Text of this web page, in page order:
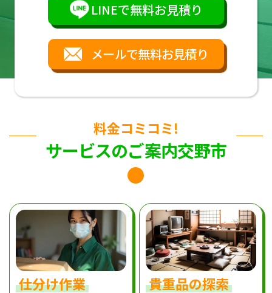
LINEで無料お見積り
メールで無料お見積り
料金コミコミ!
サービスのご案内交野市
仕分け作業 貴重品の探索